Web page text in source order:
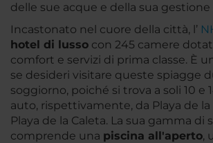
delle sue acque e della sua
Incastonato nel cuore della città, l’
hotel di lusso con 245 camere
comfort e servizi di prima classe. È
se desideri visitare queste spiagge
soggiorno, poiché si trova a soli 10 e
auto, rispettivamente, da Playa de
Playa de la Caleta. La sua gamma di
comprende una piscina all'aperto,